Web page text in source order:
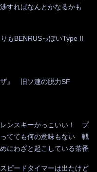
すればなんとかなるかも
もBENRUSっぽいType II
ザ』 旧ソ連の脱力SF
ンスキーかっこいい！ プ
てても何の意味もない 戦
にわざと起こしている茶番
ピードタイマーは出たけど